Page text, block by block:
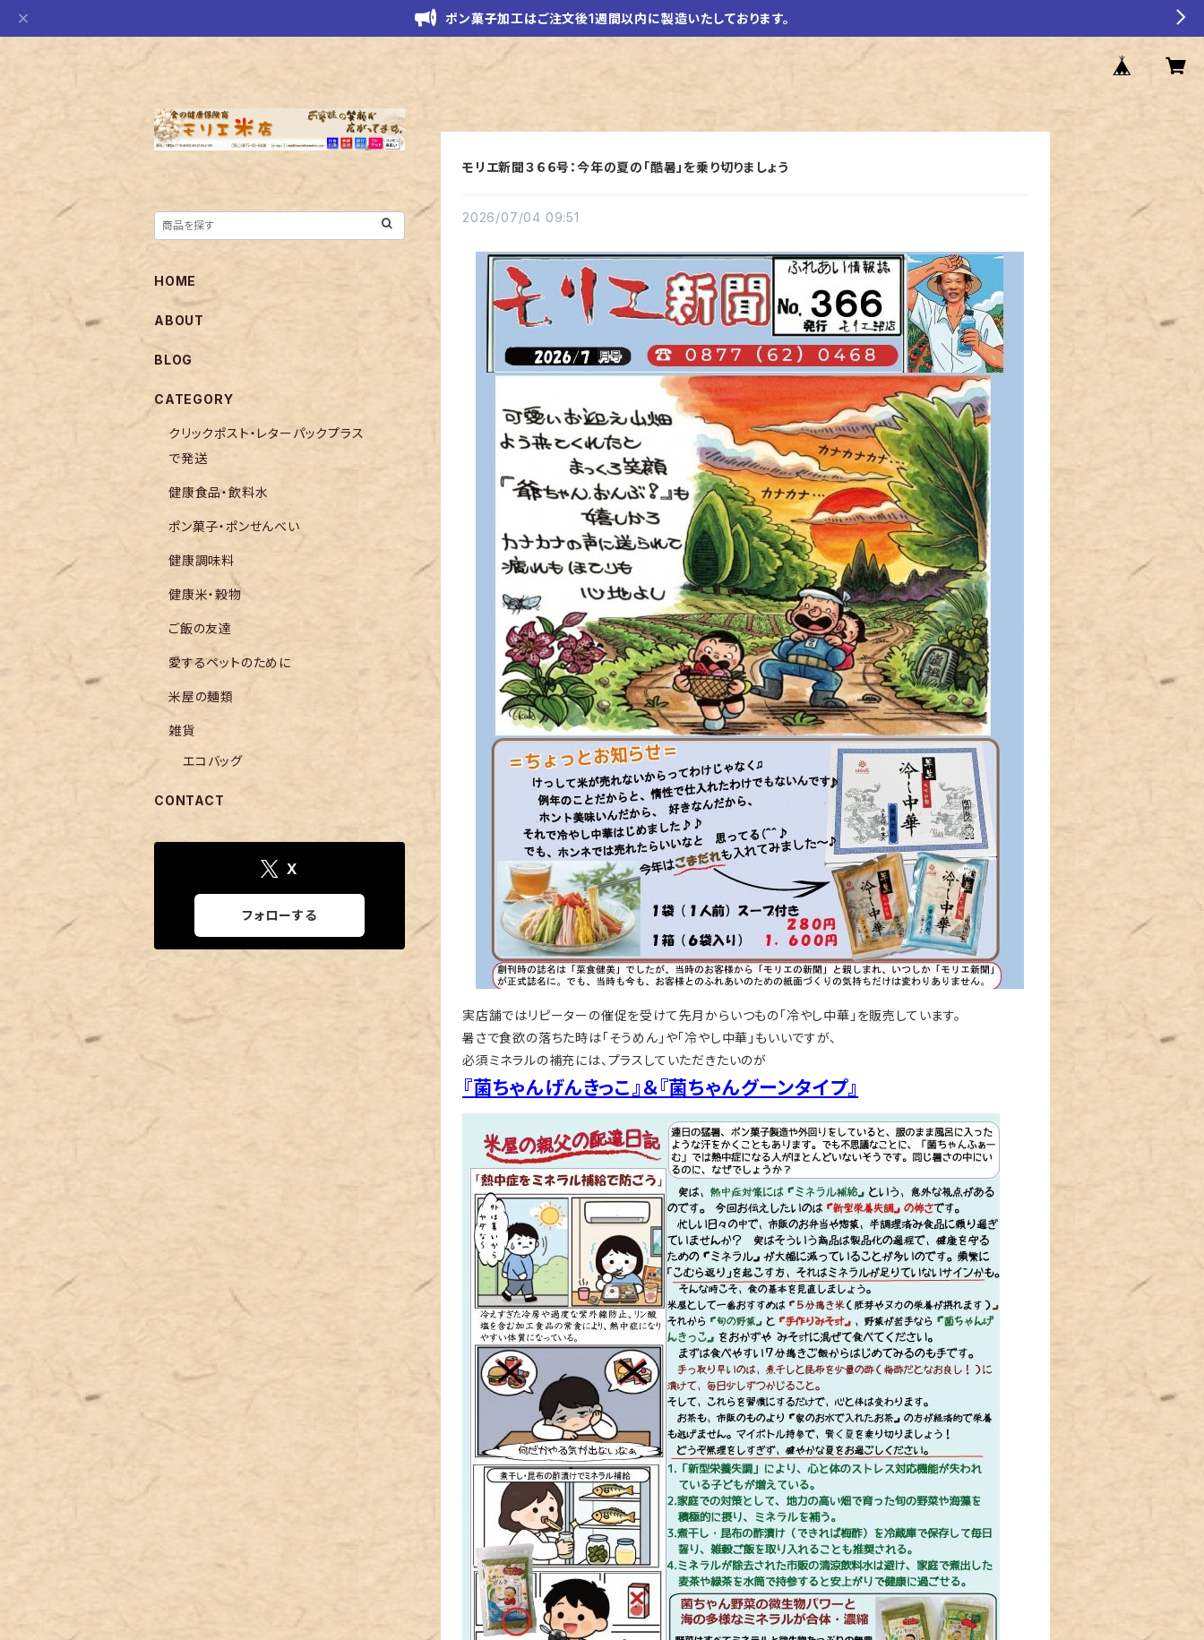
ポン菓子加工はご注文後1週間以内に製造いたしております。
モリエ新聞３６６号：今年の夏の「酷暑」を乗り切りましょう
2026/07/04 09:51
実店舗ではリピーターの催促を受けて先月からいつもの「冷やし中華」を販売しています。
暑さで食欲の落ちた時は「そうめん」や「冷やし中華」もいいですが、
必須ミネラルの補充には、プラスしていただきたいのが
『菌ちゃんげんきっこ』＆『菌ちゃんグーンタイプ』
HOME
ABOUT
BLOG
CATEGORY
クリックポスト・レターパックプラス
で発送
健康食品・飲料水
ポン菓子・ポンせんべい
健康調味料
健康米・穀物
ご飯の友達
愛するペットのために
米屋の麺類
雑貨
エコバッグ
CONTACT
X
フォローする